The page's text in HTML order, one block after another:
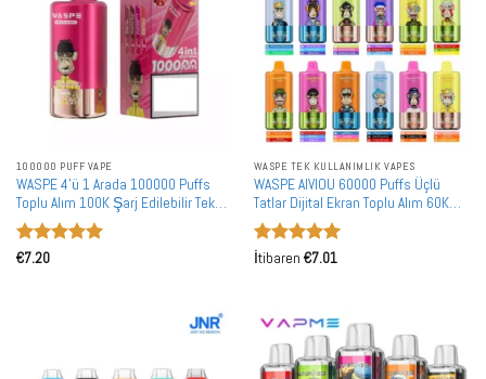
100000 PUFF VAPE
WASPE 4'ü 1 Arada 100000 Puffs
Toplu Alım 100K Şarj Edilebilir Tek
Kullanımlık Vape Toptan Satış
5 üzerinden
€7.20
WASPE TEK KULLANIMLIK VAPES
WASPE AIVIOU 60000 Puffs Üçlü
Tatlar Dijital Ekran Toplu Alım 60K
Şarj Edilebilir Tek Kullanımlık Vape
Toptan Satış
5 üzerinden
İtibaren €7.01